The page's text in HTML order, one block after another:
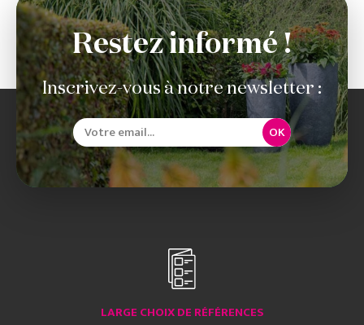
Restez informé !
Inscrivez-vous à notre newsletter :
OK
LARGE CHOIX DE RÉFÉRENCES